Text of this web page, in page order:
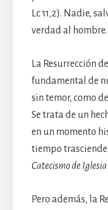
Lc 11,2). Nadie,
verdad al hombre.
La Resurrección
fundamental de
sin temor, como
Se trata de un
en un momento
tiempo trasciende
Catecismo de
Pero además, la